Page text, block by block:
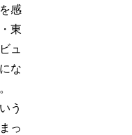
感
東
ュ
な
う
っ